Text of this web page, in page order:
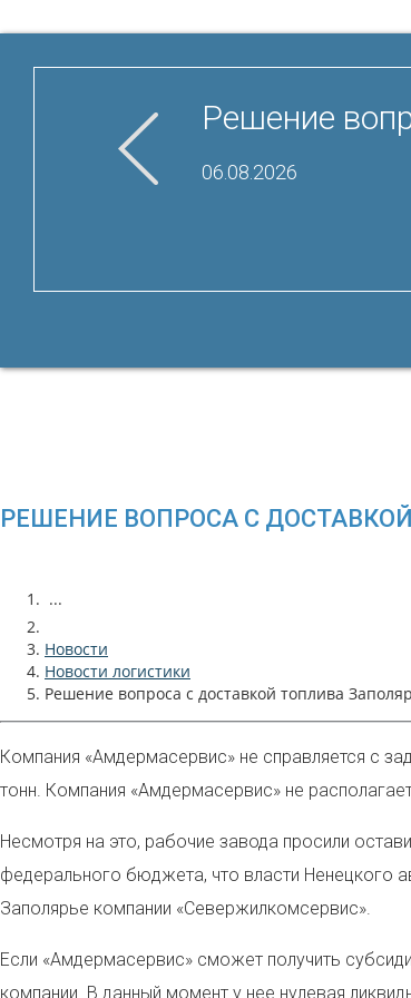
Решение
06.08.2026
РЕШЕНИЕ ВОПРОСА С
...
Новости
Новости логистики
Решение вопроса с доставкой топлива
Компания «Амдермасервис» не справляется с
тонн. Компания «Амдермасервис» не
Несмотря на это, рабочие завода просили
федерального бюджета, что власти Ненецкого
Заполярье компании «Севержилкомсервис».
Если «Амдермасервис» сможет получить
компании. В данный момент у нее нулевая